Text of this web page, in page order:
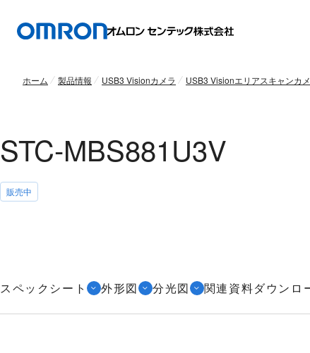
ホーム 製品情報 USB3 Visionカメラ USB3 Visionエリアスキャンカ
STC-MBS881U3V
販売中
スペックシート 外形図 分光図 関連資料ダウンロ